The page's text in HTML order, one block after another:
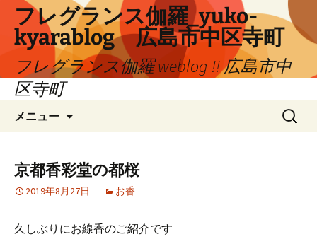
ツ
フレグランス伽羅_yuko-
kyarablog 広島市中区寺町
フレグランス伽羅 weblog !! 広島市中
区寺町
メニュー
検
索:
京都香彩堂の都桜
2019年8月27日 お香
久しぶりにお線香のご紹介です